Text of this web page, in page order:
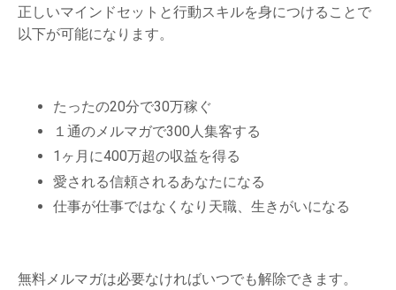
正しいマインドセットと行動スキルを身につけることで
以下が可能になります。
たったの20分で30万稼ぐ
１通のメルマガで300人集客する
1ヶ月に400万超の収益を得る
愛される信頼されるあなたになる
仕事が仕事ではなくなり天職、生きがいになる
無料メルマガは必要なければいつでも解除できます。